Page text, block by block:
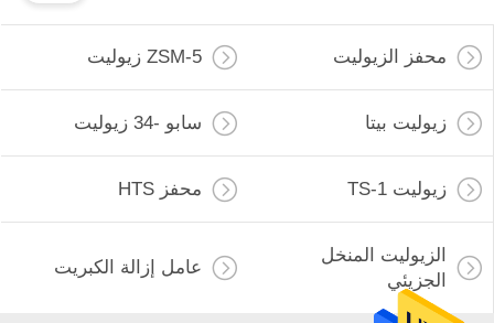
محفز الزيوليت ZSM-5 زيوليت
زيوليت بيتا سابو -34 زيوليت
زيوليت TS-1 محفز HTS
الزيوليت المنخل
الجزيئي
عامل إزالة الكبريت